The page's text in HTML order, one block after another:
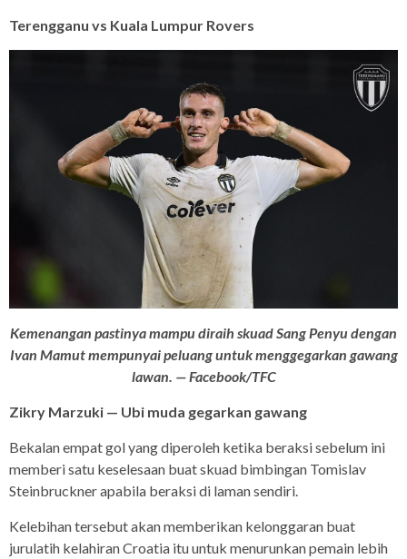
Terengganu vs Kuala Lumpur Rovers
Kemenangan pastinya mampu diraih skuad Sang Penyu dengan
Ivan Mamut mempunyai peluang untuk menggegarkan gawang
lawan. — Facebook/TFC
Zikry Marzuki — Ubi muda gegarkan gawang
Bekalan empat gol yang diperoleh ketika beraksi sebelum ini
memberi satu keselesaan buat skuad bimbingan Tomislav
Steinbruckner apabila beraksi di laman sendiri.
Kelebihan tersebut akan memberikan kelonggaran buat
jurulatih kelahiran Croatia itu untuk menurunkan pemain lebih